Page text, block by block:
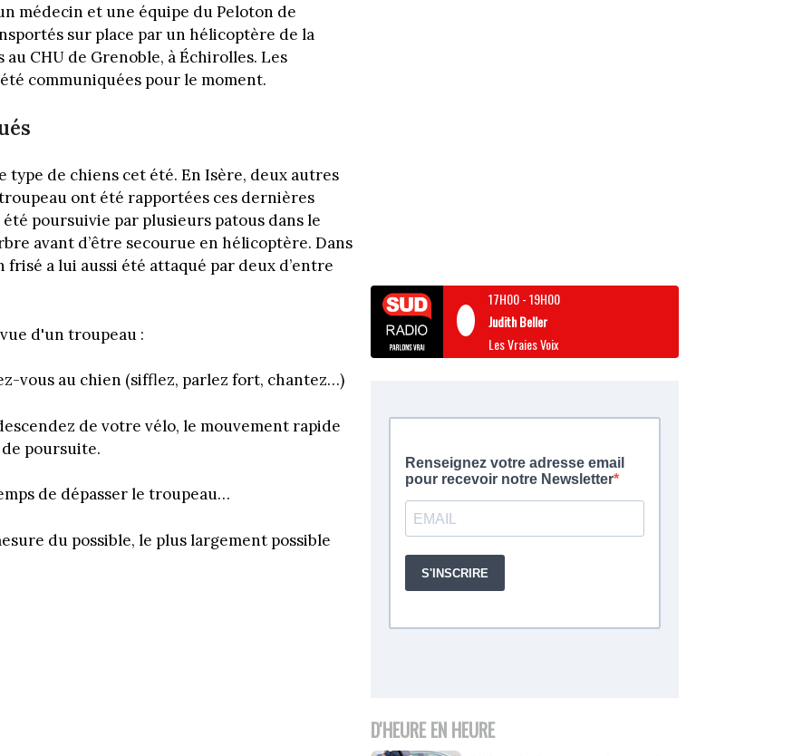
médecin et une équipe du Peloton de
sur place par un hélicoptère de la
CHU de Grenoble, à Échirolles. Les
communiquées pour le moment.
type de chiens cet été. En Isère, deux autres
ont été rapportées ces dernières
poursuivie par plusieurs patous dans le
avant d’être secourue en hélicoptère. Dans
a lui aussi été attaqué par deux d’entre
d'un troupeau :
vous au chien (sifflez, parlez fort, chantez…)
de votre vélo, le mouvement rapide
poursuite.
de dépasser le troupeau…
du possible, le plus largement possible
17H00-19H00
Judith Beller
Les Vraies Voix
D'HEURE EN HEURE